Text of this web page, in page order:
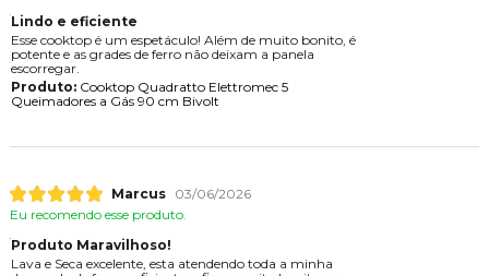
Lindo e eficiente
Esse cooktop é um espetáculo! Além de muito bonito, é
potente e as grades de ferro não deixam a panela
escorregar.
Produto:Cooktop Quadratto Elettromec 5
Queimadores a Gás 90 cm Bivolt
Marcus
03/06/2026
Eu recomendo esse produto.
Produto Maravilhoso!
Lava e Seca excelente, esta atendendo toda a minha